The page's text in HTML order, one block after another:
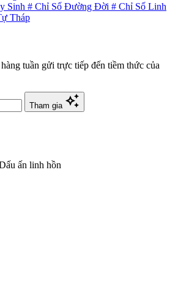
Sinh # Chỉ Số Đường Đời # Chỉ Số Linh
Tháp
tuần gửi trực tiếp đến tiềm thức của
Tham gia auto_awesome
ấn linh hồn